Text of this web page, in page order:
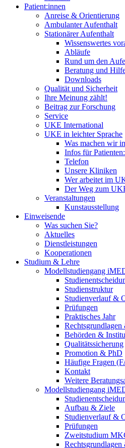
Patient:innen
Anreise & Orientierung
Ambulanter Aufenthalt
Stationärer Aufenthalt
Wissenswertes
Abläufe
Rund um den
Beratung und
Downloads
Qualität und Sicherheit
Ihre Meinung zählt!
Beitrag zur Forschung
Service
UKE International
UKE in leichter Sprache
Was machen wir
Infos für
Telefon
Unsere Kliniken
Wer arbeitet im
Der Weg zum
Veranstaltungen
Kunstausstellung
Einweisende
Was suchen Sie?
Aktuelles
Dienstleistungen
Kooperationen
Studium & Lehre
Modellstudiengang
Studienstruktur
Studienverlauf &
Prüfungen
Praktisches Jahr
Behörden &
Qualitätssicherung
Promotion & PhD
Häufige Fragen
Kontakt
Weitere
Modellstudiengang
Aufbau & Ziele
Studienverlauf &
Prüfungen
Zweitstudium